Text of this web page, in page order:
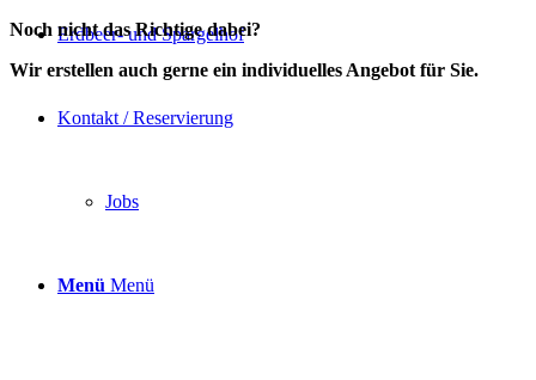
Erdbeer- und Spargelhof
Kontakt / Reservierung
Jobs
Menü Menü
Noch nicht das Richtige dabei?
Wir erstellen auch gerne ein individuelles Angebot für Sie.